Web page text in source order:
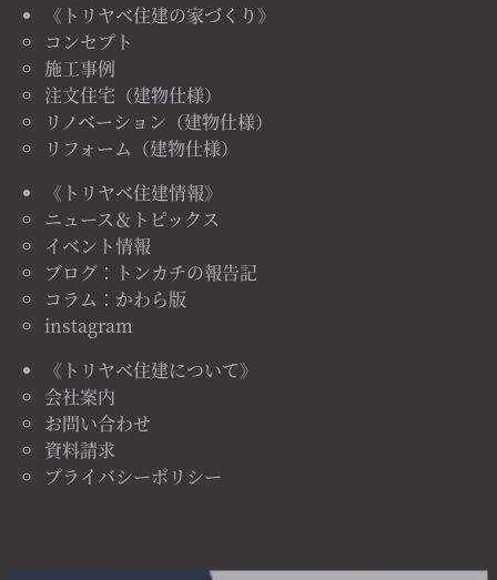
《トリヤベ住建の家づくり》
コンセプト
施工事例
注文住宅（建物仕様）
リノベーション（建物仕様）
リフォーム（建物仕様）
《トリヤベ住建情報》
ニュース＆トピックス
イベント情報
ブログ：トンカチの報告記
コラム：かわら版
instagram
《トリヤベ住建について》
会社案内
お問い合わせ
資料請求
プライバシーポリシー